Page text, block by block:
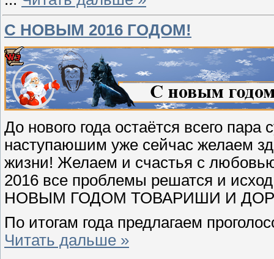
С НОВЫМ 2016 ГОДОМ!
До нового года остаётся всего
наступаюшим уже сейчас желаем
жизни! Желаем и счастья с
2016 все проблемы решатся и
НОВЫМ ГОДОМ ТОВАРИШИ И
По итогам года предлагаем
Читать дальше »